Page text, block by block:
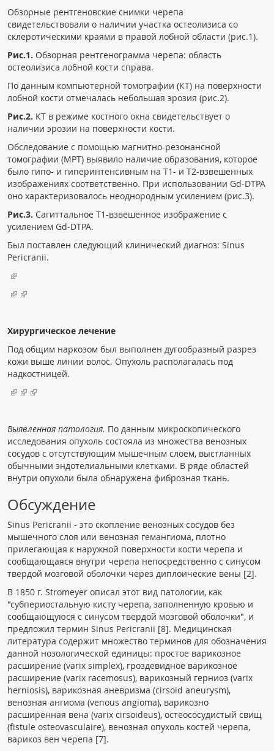
Обзорные рентгеновские снимки черепа
свидетельствовали о наличии участка остеолизиса со
склеротическими краями в правой лобной области (рис.1).
Рис.1. Обзорная рентгенограмма черепа: область
остеолизиса лобной кости справа.
По данным компьютерной томографии (КТ) на поверхности
лобной кости отмечалась небольшая эрозия (рис.2).
Рис.2. КТ в режиме костного окна свидетельствует о
наличии эрозии на поверхности кости.
Обследование с помощью магнитно-резонансной
томографии (МРТ) выявило наличие образования, которое
было гипо- и гиперинтенсивным на Т1- и Т2-взвешенных
изображениях соответственно. При использовании Gd-DTPA
оно характеризовалось неоднородным усилением (рис.3).
Рис.3. Сагиттальное Т1-взвешенное изображение с
усилением Gd-DTPA.
Был поставлен следующий клинический диагноз: Sinus
Pericranii.
Хирургическое лечение
Под общим наркозом был выполнен дугообразный разрез
кожи выше линии волос. Опухоль располагалась под
надкостницей.
Выявленная патология. По данным микроскопического
исследования опухоль состояла из множества венозных
сосудов с отсутствующим мышечным слоем, выстланных
обычными эндотелиальными клетками. В ряде областей
внутри опухоли была обнаружена фиброзная ткань.
Обсуждение
Sinus Pericranii - это скопление венозных сосудов без
мышечного слоя или венозная гемангиома, плотно
прилегающая к наружной поверхности кости черепа и
сообщающаяся внутри черепа непосредственно с синусом
твердой мозговой оболочки через диплоические вены [2].
В 1850 г. Stromeyer описал этот вид патологии, как
"субпериостальную кисту черепа, заполненную кровью и
сообщающуюся с синусом твердой мозговой оболочки", и
предложил термин Sinus Pericranii [8]. Медицинская
литература содержит множество терминов для обозначения
данной нозологической единицы: простое варикозное
расширение (varix simplex), гроздевидное варикозное
расширение (varix racemosus), варикозный герниоз (varix
herniosis), варикозная аневризма (cirsoid aneurysm),
венозная ангиома (venous angioma), варикозно
расширенная вена (varix cirsoideus), остеососудистый свищ
(fistule osteovasculaire), венозная опухоль костей черепа,
варикоз вен черепа [7].